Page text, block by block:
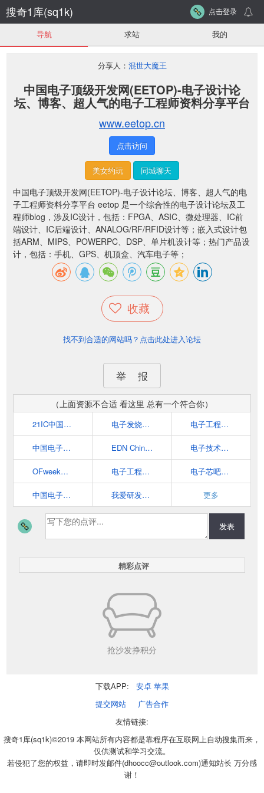
搜奇1库(sq1k) 点击登录
导航 求站 我的
分享人： 混世大魔王
中国电子顶级开发网(EETOP)-电子设计论
坛、博客、超人气的电子工程师资料分享平台
www.eetop.cn
点击访问
美女约玩 同城聊天
中国电子顶级开发网(EETOP)-电子设计论坛、博客、超人气的电
子工程师资料分享平台 eetop 是一个综合性的电子设计论坛及工
程师blog，涉及IC设计，包括：FPGA、ASIC、微处理器、IC前
端设计、IC后端设计、ANALOG/RF/RFID设计等；嵌入式设计包
括ARM、MIPS、POWERPC、DSP、单片机设计等；热门产品设
计，包括：手机、GPS、机顶盒、汽车电子等；
收藏
找不到合适的网站吗？点击此处进入论坛
举 报
（上面资源不合适 看这里 总有一个符合你）
21IC中国电子网 - 中国电子工程师的首选网站 电子发烧友网 电子工程世界-创新电子设计之原-中国最专业的电子工程门户
中国电子顶级开发网(EETOP)-电子设计论坛、博客、超人气的电子工程师资料分享平台 EDN China 电子技术设计 电子技术应用
OFweek电子工程网 电子工程专辑 EE Times China 电子芯吧客(www.icxbk.com)
中国电子技术网 我爱研发网52RD.com 更多
发表
精彩点评
抢沙发挣积分
下载APP: 安卓 苹果
提交网站
广告合作
友情链接:
搜奇1库(sq1k)©2019 本网站所有内容都是靠程序在互联网上自动搜集而来，
仅供测试和学习交流。
若侵犯了您的权益，请即时发邮件(dhoocc@outlook.com)通知站长 万分感
谢！